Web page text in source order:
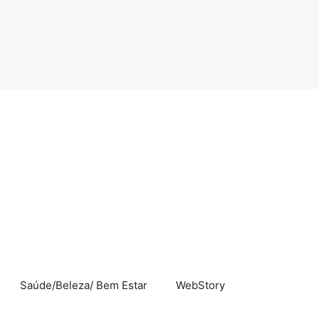
Saúde/Beleza/ Bem Estar WebStory